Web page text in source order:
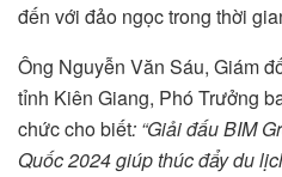
đến với đảo ngọc trong thời
Ông Nguyễn Văn Sáu, Giám
tỉnh Kiên Giang, Phó Trưởng
chức cho biết: “Giải đấu BIM
Quốc 2024 giúp thúc đẩy du